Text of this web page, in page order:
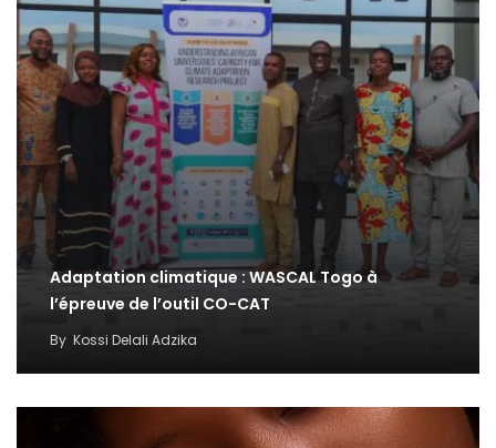
Adaptation climatique : WASCAL Togo à
l’épreuve de l’outil CO-CAT
By Kossi Delali Adzika